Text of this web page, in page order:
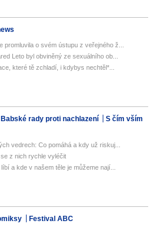
promluvila o svém ústupu z veřejného ž...
Leto byl obviněný ze sexuálního ob...
které tě zchladí, i kdybys nechtěl*...
Babské rady proti nachlazení
S čím vším
vedrech: Co pomáhá a kdy už riskuj...
z nich rychle vyléčit
a kde v našem těle je můžeme nají...
Festival ABC